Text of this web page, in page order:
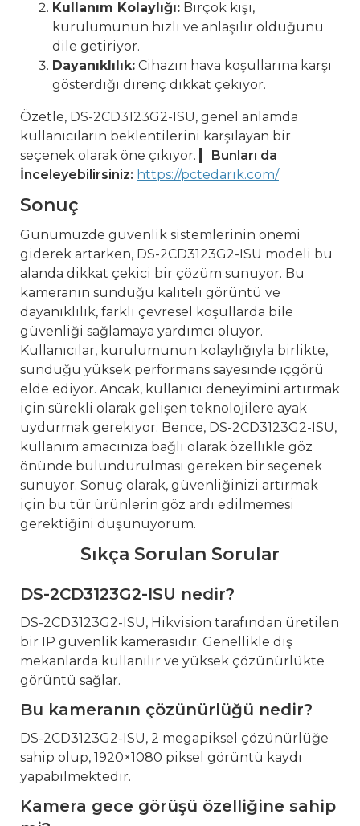
Kullanım Kolaylığı: Birçok kişi,
kurulumunun hızlı ve anlaşılır olduğunu
dile getiriyor.
Dayanıklılık: Cihazın hava koşullarına karşı
gösterdiği direnç dikkat çekiyor.
Özetle, DS-2CD3123G2-ISU, genel anlamda
kullanıcıların beklentilerini karşılayan bir
seçenek olarak öne çıkıyor.
Bunları da
İnceleyebilirsiniz: https://pctedarik.com/
Sonuç
Günümüzde güvenlik sistemlerinin önemi
giderek artarken, DS-2CD3123G2-ISU modeli bu
alanda dikkat çekici bir çözüm sunuyor. Bu
kameranın sunduğu kaliteli görüntü ve
dayanıklılık, farklı çevresel koşullarda bile
güvenliği sağlamaya yardımcı oluyor.
Kullanıcılar, kurulumunun kolaylığıyla birlikte,
sunduğu yüksek performans sayesinde içgörü
elde ediyor. Ancak, kullanıcı deneyimini artırmak
için sürekli olarak gelişen teknolojilere ayak
uydurmak gerekiyor. Bence, DS-2CD3123G2-ISU,
kullanım amacınıza bağlı olarak özellikle göz
önünde bulundurulması gereken bir seçenek
sunuyor. Sonuç olarak, güvenliğinizi artırmak
için bu tür ürünlerin göz ardı edilmemesi
gerektiğini düşünüyorum.
Sıkça Sorulan Sorular
DS-2CD3123G2-ISU nedir?
DS-2CD3123G2-ISU, Hikvision tarafından üretilen
bir IP güvenlik kamerasıdır. Genellikle dış
mekanlarda kullanılır ve yüksek çözünürlükte
görüntü sağlar.
Bu kameranın çözünürlüğü nedir?
DS-2CD3123G2-ISU, 2 megapiksel çözünürlüğe
sahip olup, 1920×1080 piksel görüntü kaydı
yapabilmektedir.
Kamera gece görüşü özelliğine sahip